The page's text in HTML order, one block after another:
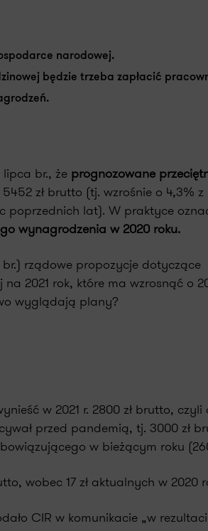
narodowej.
będzie trzeba zapłacić
br., że prognozowane
zł brutto (tj. wzrośnie o 4,3%
poprzednich lat). W praktyce
wynagrodzenia w 2020 roku.
rządowe propozycje dotyczące
2021 rok, które ma wzrosnąć o
wyglądają plany?
w 2021 r. 2800 zł brutto, czyli
przed pandemią, tj. 3000 zł
w bieżącym roku
wobec 17 zł aktualnych w 2020
CIR w komunikacie „w